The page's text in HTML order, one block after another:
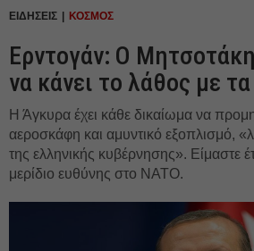
ΕΙΔΗΣΕΙΣ ΚΟΣΜΟΣ
Ερντογάν: Ο
να κάνει το λάθος με
Η Άγκυρα έχει κάθε δικαίωμα να
αεροσκάφη και αμυντικό εξοπλισμό,
της ελληνικής κυβέρνησης». Είμαστε
μερίδιο ευθύνης στο ΝΑΤΟ.